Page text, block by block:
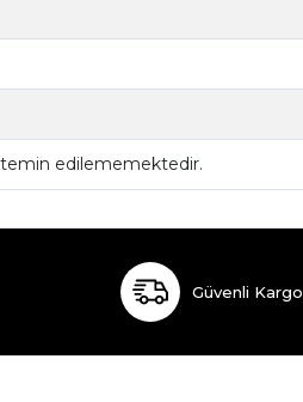
edilememektedir.
Güvenli Kargo